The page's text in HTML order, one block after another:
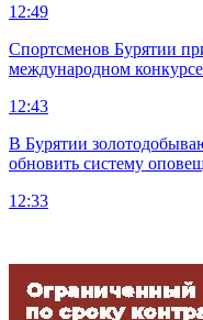
12:49
Спортсменов Бурятии
международном конкурсе
12:43
В Бурятии
обновить систему
12:33